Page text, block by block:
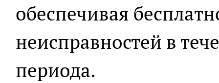
обеспечивая
неисправностей в
периода.